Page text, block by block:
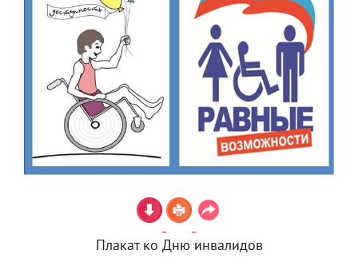
Плакат ко Дню инвалидов